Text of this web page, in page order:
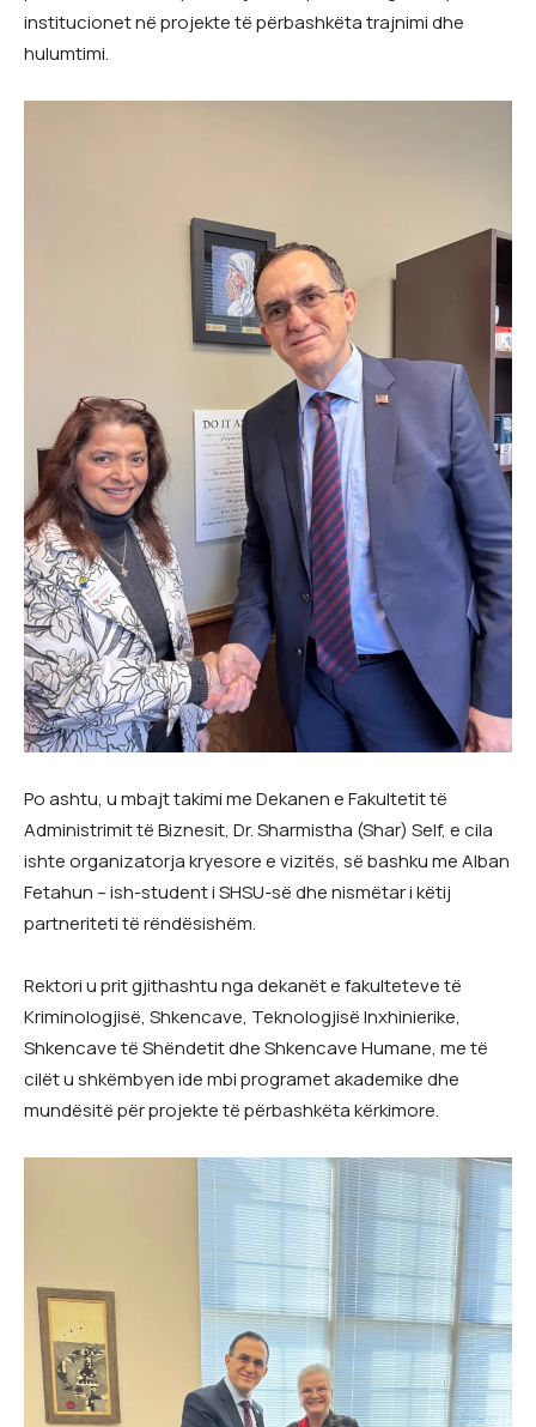
institucionet në projekte të përbashkëta trajnimi dhe
hulumtimi.
Po ashtu, u mbajt takimi me Dekanen e Fakultetit të
Administrimit të Biznesit, Dr. Sharmistha (Shar) Self, e cila
ishte organizatorja kryesore e vizitës, së bashku me Alban
Fetahun – ish-student i SHSU-së dhe nismëtar i këtij
partneriteti të rëndësishëm.
Rektori u prit gjithashtu nga dekanët e fakulteteve të
Kriminologjisë, Shkencave, Teknologjisë Inxhinierike,
Shkencave të Shëndetit dhe Shkencave Humane, me të
cilët u shkëmbyen ide mbi programet akademike dhe
mundësitë për projekte të përbashkëta kërkimore.